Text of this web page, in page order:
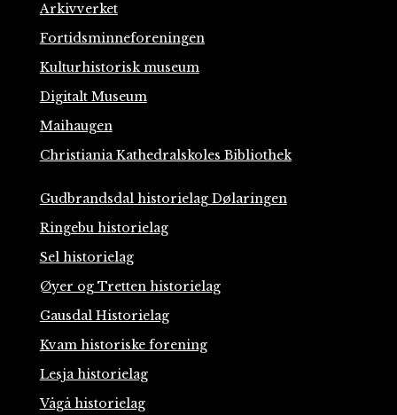
Arkivverket
Fortidsminneforeningen
Kulturhistorisk museum
Digitalt Museum
Maihaugen
Christiania Kathedralskoles Bibliothek
Gudbrandsdal historielag Dølaringen
Ringebu historielag
Sel historielag
Øyer og Tretten historielag
Gausdal Historielag
Kvam historiske forening
Lesja historielag
Vågå historielag